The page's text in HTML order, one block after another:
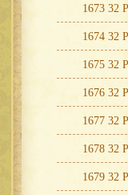
1673 32
1674 32
1675 32
1676 32
1677 32
1678 32
1679 32